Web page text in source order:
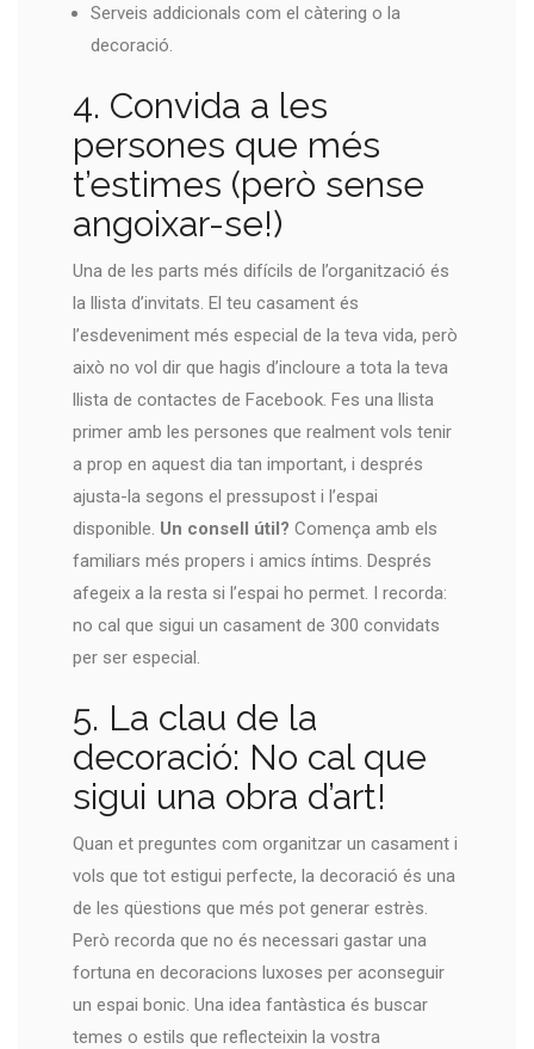
Serveis addicionals com el càtering o la
decoració.
4. Convida a les
persones que més
t’estimes (però sense
angoixar-se!)
Una de les parts més difícils de l’organització és
la llista d’invitats. El teu casament és
l’esdeveniment més especial de la teva vida, però
això no vol dir que hagis d’incloure a tota la teva
llista de contactes de Facebook. Fes una llista
primer amb les persones que realment vols tenir
a prop en aquest dia tan important, i després
ajusta-la segons el pressupost i l’espai
disponible. Un consell útil? Comença amb els
familiars més propers i amics íntims. Després
afegeix a la resta si l’espai ho permet. I recorda:
no cal que sigui un casament de 300 convidats
per ser especial.
5. La clau de la
decoració: No cal que
sigui una obra d’art!
Quan et preguntes com organitzar un casament i
vols que tot estigui perfecte, la decoració és una
de les qüestions que més pot generar estrès.
Però recorda que no és necessari gastar una
fortuna en decoracions luxoses per aconseguir
un espai bonic. Una idea fantàstica és buscar
temes o estils que reflecteixin la vostra